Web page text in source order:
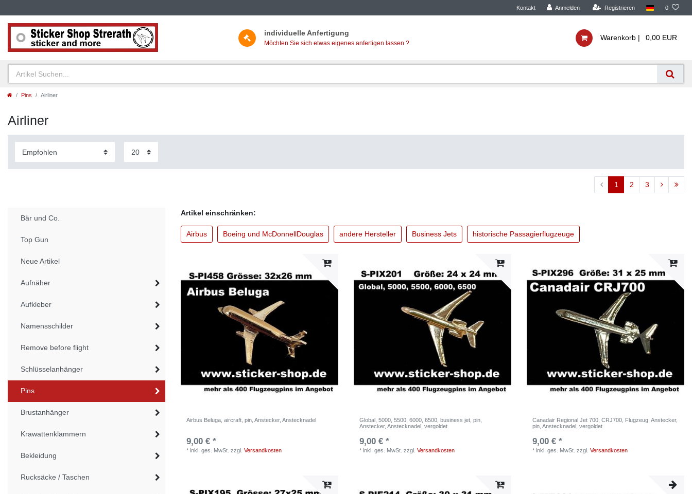
Kontakt Anmelden Registrieren 0
individuelle Anfertigung
Möchten Sie sich etwas eigenes anfertigen lassen ?
Warenkorb | 0,00 EUR
Pins Airliner
Airliner
1 2 3
Bär und Co.
Top Gun
Neue Artikel
Aufnäher
Aufkleber
Namensschilder
Remove before flight
Schlüsselanhänger
Pins
Brustanhänger
Krawattenklammern
Bekleidung
Rucksäcke / Taschen
Artikel einschränken:
Airbus Boeing und McDonnellDouglas andere Hersteller Business Jets historische Passagierflugzeuge
Airbus Beluga, aircraft, pin, Anstecker, Anstecknadel
9,00 € *
*inkl. ges. MwSt. zzgl.Versandkosten
Global, 5000, 5500, 6000, 6500, business jet, pin,
Anstecker, Anstecknadel, vergoldet
9,00 € *
*inkl. ges. MwSt. zzgl.Versandkosten
Canadair Regional Jet 700, CRJ700, Flugzeug, Anstecker,
pin, Anstecknadel, vergoldet
9,00 € *
*inkl. ges. MwSt. zzgl.Versandkosten